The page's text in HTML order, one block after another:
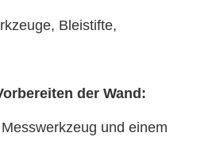
Bleistifte,
der Wand:
und einem